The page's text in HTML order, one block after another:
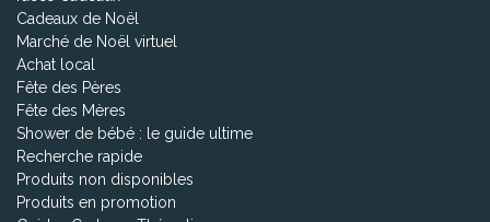
Cadeaux de Noël
Marché de Noël virtuel
Achat local
Fête des Pères
Fête des Mères
Shower de bébé : le guide ultime
Recherche rapide
Produits non disponibles
Produits en promotion